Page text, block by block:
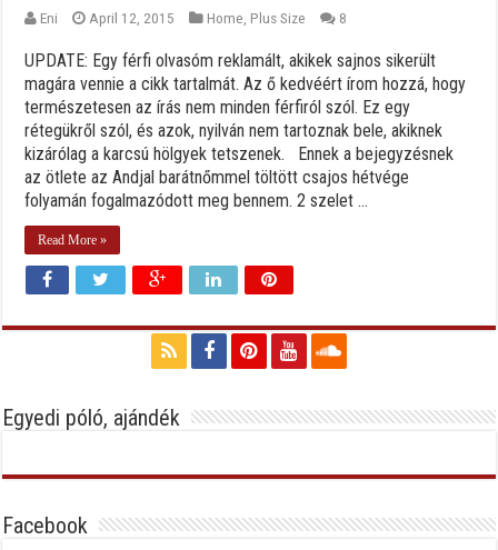
Eni April 12, 2015 Home Plus Size 8
UPDATE: Egy férfi olvasóm reklamált, akikek sajnos sikerült
magára vennie a cikk tartalmát. Az ő kedvéért írom hozzá, hogy
természetesen az írás nem minden férfiról szól. Ez egy
rétegükről szól, és azok, nyilván nem tartoznak bele, akiknek
kizárólag a karcsú hölgyek tetszenek. Ennek a bejegyzésnek
az ötlete az Andjal barátnőmmel töltött csajos hétvége
folyamán fogalmazódott meg bennem. 2 szelet ...
Read More »
Egyedi póló, ajándék
Facebook